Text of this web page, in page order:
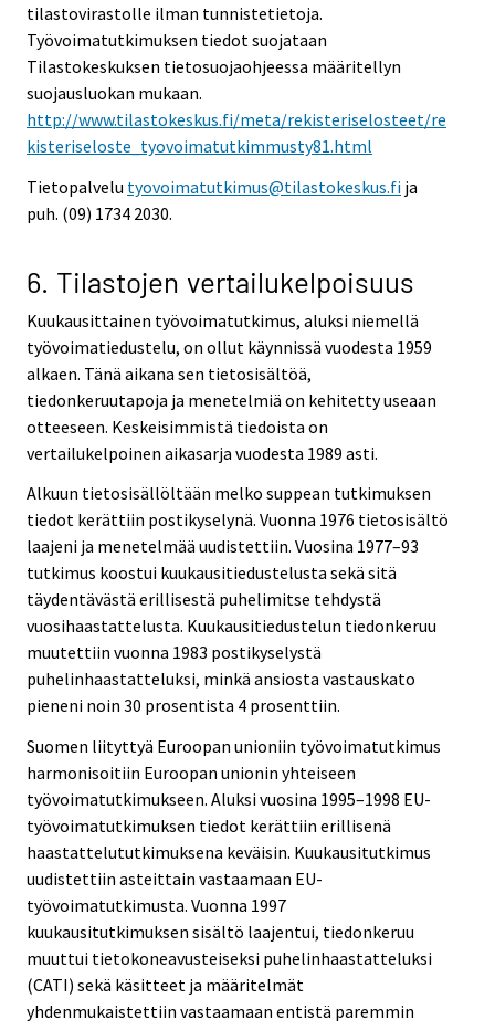
tilastovirastolle ilman tunnistetietoja.
Työvoimatutkimuksen tiedot suojataan
Tilastokeskuksen tietosuojaohjeessa määritellyn
suojausluokan mukaan.
http://www.tilastokeskus.fi/meta/rekisteriselosteet/re
kisteriseloste_tyovoimatutkimmusty81.html
Tietopalvelu tyovoimatutkimus@tilastokeskus.fi ja
puh. (09) 1734 2030.
6. Tilastojen vertailukelpoisuus
Kuukausittainen työvoimatutkimus, aluksi niemellä
työvoimatiedustelu, on ollut käynnissä vuodesta 1959
alkaen. Tänä aikana sen tietosisältöä,
tiedonkeruutapoja ja menetelmiä on kehitetty useaan
otteeseen. Keskeisimmistä tiedoista on
vertailukelpoinen aikasarja vuodesta 1989 asti.
Alkuun tietosisällöltään melko suppean tutkimuksen
tiedot kerättiin postikyselynä. Vuonna 1976 tietosisältö
laajeni ja menetelmää uudistettiin. Vuosina 1977–93
tutkimus koostui kuukausitiedustelusta sekä sitä
täydentävästä erillisestä puhelimitse tehdystä
vuosihaastattelusta. Kuukausitiedustelun tiedonkeruu
muutettiin vuonna 1983 postikyselystä
puhelinhaastatteluksi, minkä ansiosta vastauskato
pieneni noin 30 prosentista 4 prosenttiin.
Suomen liityttyä Euroopan unioniin työvoimatutkimus
harmonisoitiin Euroopan unionin yhteiseen
työvoimatutkimukseen. Aluksi vuosina 1995–1998 EU-
työvoimatutkimuksen tiedot kerättiin erillisenä
haastattelututkimuksena keväisin. Kuukausitutkimus
uudistettiin asteittain vastaamaan EU-
työvoimatutkimusta. Vuonna 1997
kuukausitutkimuksen sisältö laajentui, tiedonkeruu
muuttui tietokoneavusteiseksi puhelinhaastatteluksi
(CATI) sekä käsitteet ja määritelmät
yhdenmukaistettiin vastaamaan entistä paremmin